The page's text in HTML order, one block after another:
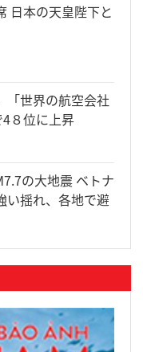
日本の天皇陛下と
「世界の航空会社
4８位に上昇
の大地震 ベトナ
い揺れ、各地で避